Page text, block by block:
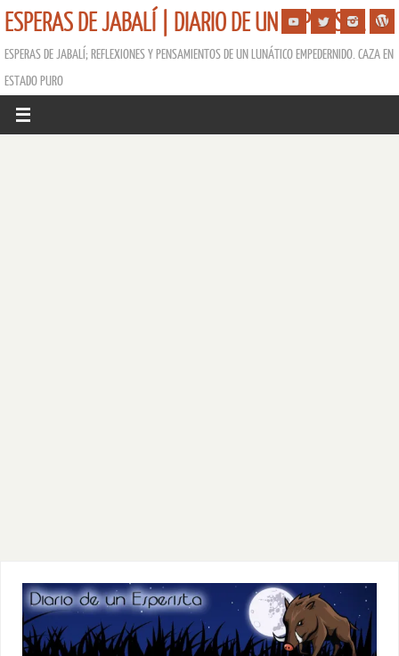
ESPERAS DE JABALÍ | DIARIO DE UN ESPERISTA
ESPERAS DE JABALÍ; REFLEXIONES Y PENSAMIENTOS DE UN LUNÁTICO EMPEDERNIDO. CAZA EN
ESTADO PURO